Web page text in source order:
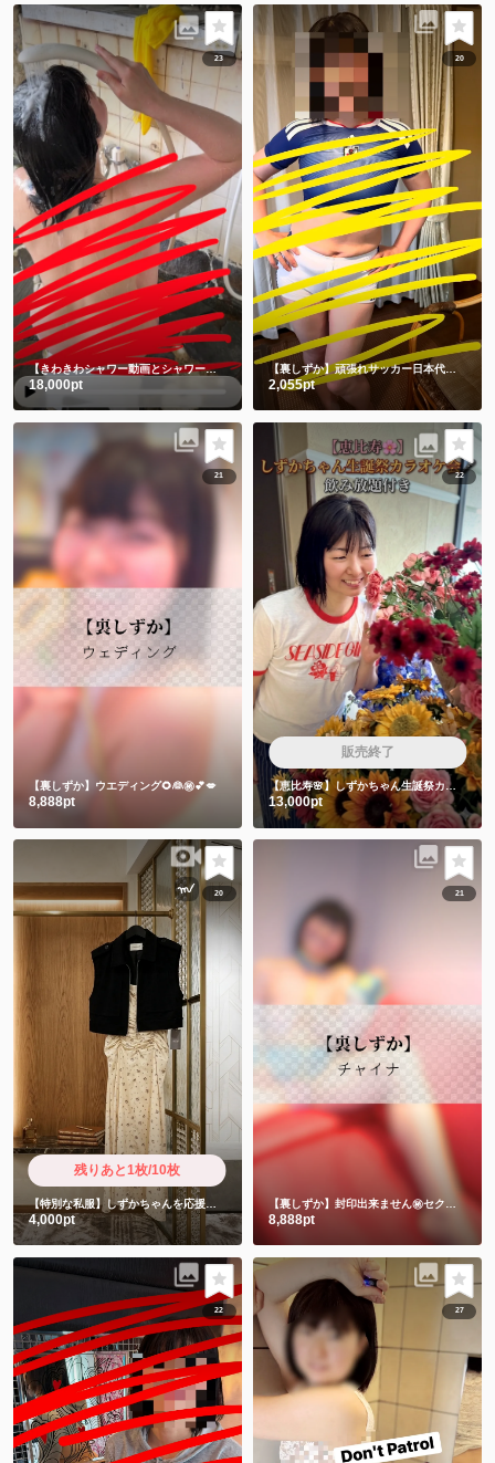
23
【きわきわシャワー動画とシャワー後写真】朝シャワーでさっぱり💗
18,000pt
20
2,055pt
21
【裏しずか】ウエディング🌻👰㊙️💕💋
8,888pt
22
販売終了
【恵比寿🌸】しずかちゃん生誕祭カラオケ会🎤飲み放題付き
13,000pt
20
残りあと1枚/10枚
【特別な私服】しずかちゃんを応援したい人限定
4,000pt
21
8,888pt
22 27